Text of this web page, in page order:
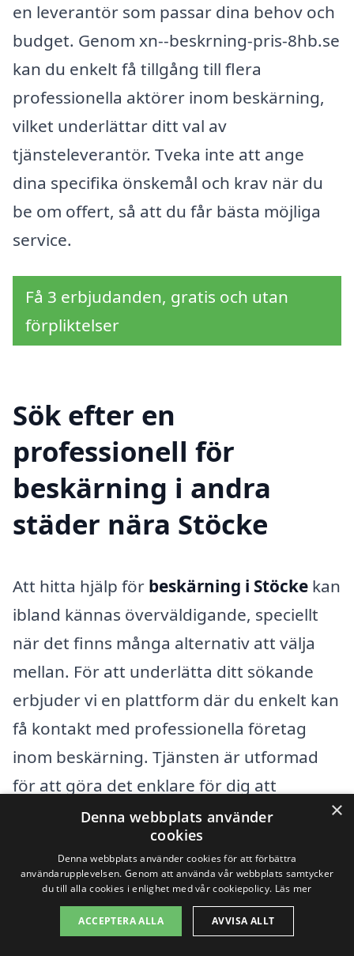
en leverantör som passar dina behov och
budget. Genom xn--beskrning-pris-8hb.se
kan du enkelt få tillgång till flera
professionella aktörer inom beskärning,
vilket underlättar ditt val av
tjänsteleverantör. Tveka inte att ange
dina specifika önskemål och krav när du
be om offert, så att du får bästa möjliga
service.
Få 3 erbjudanden, gratis och utan
förpliktelser
Sök efter en
professionell för
beskärning i andra
städer nära Stöcke
Att hitta hjälp för beskärning i Stöcke kan
ibland kännas överväldigande, speciellt
när det finns många alternativ att välja
mellan. För att underlätta ditt sökande
erbjuder vi en plattform där du enkelt kan
få kontakt med professionella företag
inom beskärning. Tjänsten är utformad
för att göra det enklare för dig att
inlämna dina önskemål och få
konkurrenskraftiga erbjudanden från
lokala företag.
Om du bor i Stöcke, kanske du också vill
×
Denna webbplats använder
cookies
Denna webbplats använder cookies för att förbättra
användarupplevelsen. Genom att använda vår webbplats samtycker
du till alla cookies i enlighet med vår cookiepolicy. Läs mer
ACCEPTERA ALLA AVVISA ALLT